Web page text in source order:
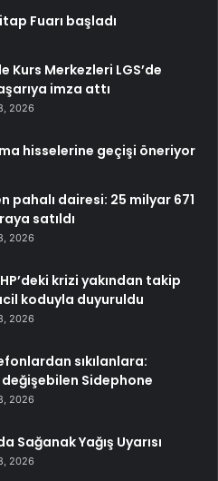
Fuarı başladı
Kurs Merkezleri LGS’de
imza attı
2026
hisselerine geçişi öneriyor
pahalı dairesi: 25 milyar 671
satıldı
2026
krizi yakından takip
koduyla duyuruldu
2026
sıkılanlara:
Sidephone
2026
Sağanak Yağış Uyarısı
2026